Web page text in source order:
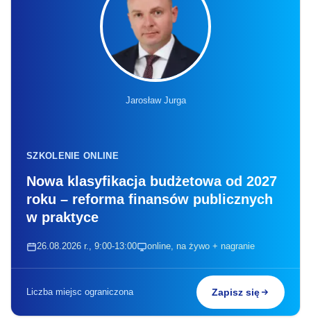
Jarosław Jurga
SZKOLENIE ONLINE
Nowa klasyfikacja budżetowa od 2027
roku – reforma finansów publicznych
w praktyce
26.08.2026 r., 9:00-13:00 online, na żywo + nagranie
Liczba miejsc ograniczona Zapisz się